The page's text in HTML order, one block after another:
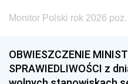
Monitor Polski rok 2026
OBWIESZCZENIE
SPRAWIEDLIWOŚCI z